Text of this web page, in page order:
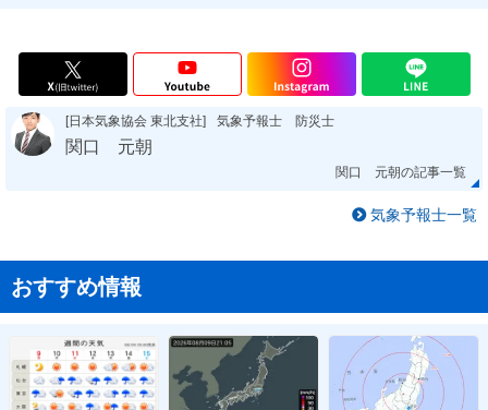
[日本気象協会 東北支社] 気象予報士 防災士
関口 元朝
関口 元朝の記事一覧
気象予報士一覧
おすすめ情報